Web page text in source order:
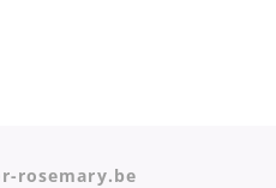
rosemary.be